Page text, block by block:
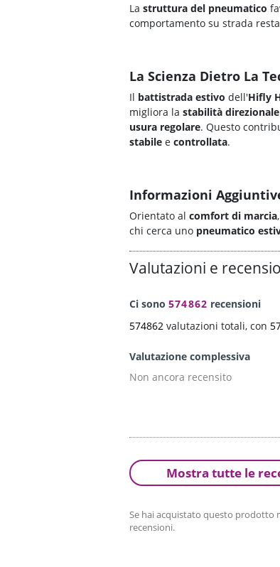
La struttura del pneumatico
comportamento su strada resta
La Scienza Dietro La
Il battistrada estivo dell'Hifly
migliora la stabilità direzionale
usura regolare. Questo
stabile e controllata.
Informazioni
Orientato al comfort di marcia
chi cerca uno pneumatico
Valutazioni e
Ci sono 574862 recensioni
574862 valutazioni totali, con
Valutazione complessiva
Non ancora recensito
Mostra tutte le
Se hai acquistato questo prodotto
recensioni.